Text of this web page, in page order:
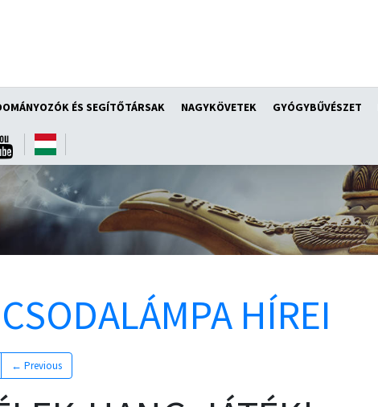
ÉS SEGÍTŐTÁRSAK NAGYKÖVETEK GYÓGYBŰVÉSZET
HÍREI
← Previous